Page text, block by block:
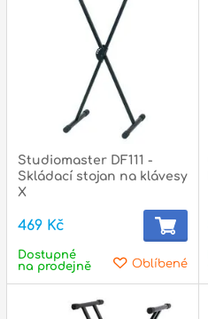
Příslušenství
Dárkové předměty
Pro děti
Služby
Ostatní
Naše prodejna
Studiomaster DF111 -
Skládací stojan na klávesy
X
469 Kč
Oblíbené
Dostupné
na prodejně